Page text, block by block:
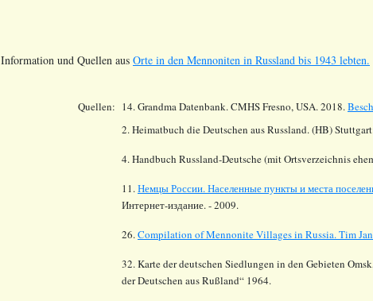
Information und Quellen aus Orte in den Mennoniten in Russland bis 1943 lebten.
Quellen: 14.Grandma Datenbank. CMHS Fresno, USA. 2018.
2. Heimatbuch die Deutschen aus Russland. (HB)
4. Handbuch Russland-Deutsche (mit Ortsverzeichnis
11.Немцы России. Населенные пункты и места
Интернет-издание. - 2009.
26.Compilation of Mennonite Villages in Russia.Tim
32. Karte der deutschen Siedlungen in den Gebieten
der Deutschen aus Rußland“ 1964.